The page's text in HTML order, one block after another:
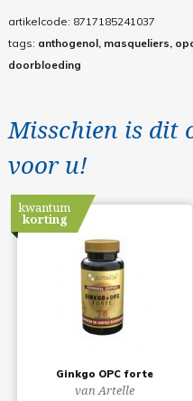
artikelcode: 8717185241037
tags: anthogenol, masqueliers,
doorbloeding
Misschien is dit
voor u!
Ginkgo OPC forte
van Artelle
kwantum
korting